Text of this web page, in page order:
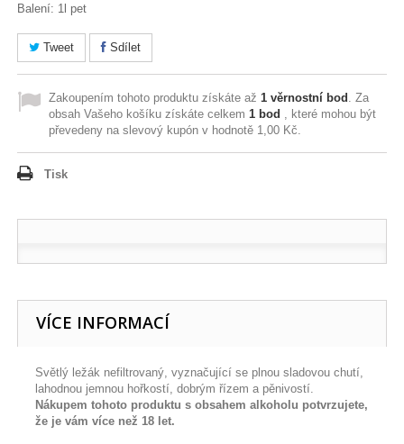
Balení: 1l pet
Tweet Sdílet
Zakoupením tohoto produktu získáte až 1 věrnostní bod . Za
obsah Vašeho košíku získáte celkem 1 bod , které mohou být
převedeny na slevový kupón v hodnotě 1,00 Kč
Tisk
VÍCE INFORMACÍ
Světlý ležák nefiltrovaný, vyznačující se plnou sladovou chutí,
lahodnou jemnou hořkostí, dobrým řízem a pěnivostí.
Nákupem tohoto produktu s obsahem alkoholu potvrzujete,
že je vám více než 18 let.